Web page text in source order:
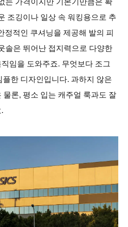
는 가격이지만 기본기만큼은 확
조깅이나 일상 속 워킹용으로 추
정적인 쿠셔닝을 제공해 발의 피
솔은 뛰어난 접지력으로 다양한
임을 도와주죠. 무엇보다 조그
한 디자인입니다. 과하지 않은
물론, 평소 입는 캐주얼 룩과도 잘